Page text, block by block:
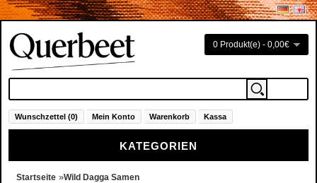
0 Produkt(e) - 0,00€
Wunschzettel (0) Mein Konto Warenkorb Kassa
KATEGORIEN
Startseite »Wild Dagga Samen